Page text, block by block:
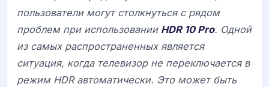
пользователи могут столкнуться с рядом
проблем при использовании HDR 10 Pro. Одной
из самых распространенных является
ситуация, когда телевизор не переключается в
режим HDR автоматически. Это может быть